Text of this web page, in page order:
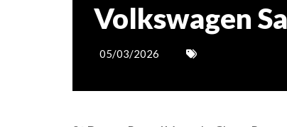
Volkswagen
05/03/2026